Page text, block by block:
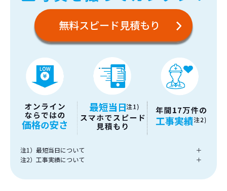
無料スピード見積もり
注1）最短当日について
＋
注2）工事実績について
＋